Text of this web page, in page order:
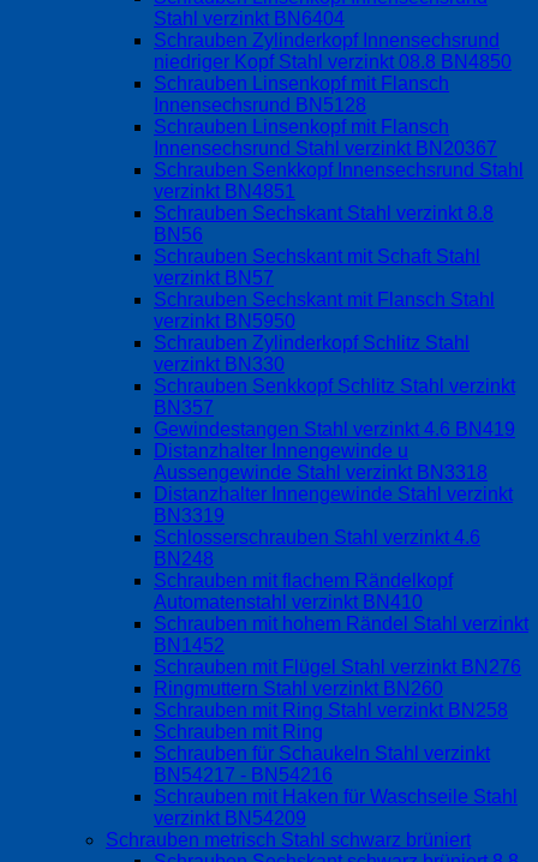
Stahl verzinkt BN6404
Schrauben Zylinderkopf Innensechsrund
niedriger Kopf Stahl verzinkt 08.8 BN4850
Schrauben Linsenkopf mit Flansch
Innensechsrund BN5128
Schrauben Linsenkopf mit Flansch
Innensechsrund Stahl verzinkt BN20367
Schrauben Senkkopf Innensechsrund Stahl
verzinkt BN4851
Schrauben Sechskant Stahl verzinkt 8.8
BN56
Schrauben Sechskant mit Schaft Stahl
verzinkt BN57
Schrauben Sechskant mit Flansch Stahl
verzinkt BN5950
Schrauben Zylinderkopf Schlitz Stahl
verzinkt BN330
Schrauben Senkkopf Schlitz Stahl verzinkt
BN357
Gewindestangen Stahl verzinkt 4.6 BN419
Distanzhalter Innengewinde u
Aussengewinde Stahl verzinkt BN3318
Distanzhalter Innengewinde Stahl verzinkt
BN3319
Schlosserschrauben Stahl verzinkt 4.6
BN248
Schrauben mit flachem Rändelkopf
Automatenstahl verzinkt BN410
Schrauben mit hohem Rändel Stahl verzinkt
BN1452
Schrauben mit Flügel Stahl verzinkt BN276
Ringmuttern Stahl verzinkt BN260
Schrauben mit Ring Stahl verzinkt BN258
Schrauben mit Ring
Schrauben für Schaukeln Stahl verzinkt
BN54217 - BN54216
Schrauben mit Haken für Waschseile Stahl
verzinkt BN54209
Schrauben metrisch Stahl schwarz brüniert